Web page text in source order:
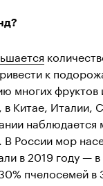
к
многих фруктов
в Китае,
наблюдается
В России мор
в 2019 году —
пчелосемей в